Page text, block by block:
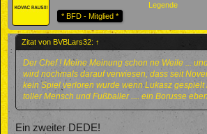
Legende
* BFD - Mitglied *
Zitat von BVBLars32: ↑
Der Chef ! Meine Meinung schon ne Weile ...
wird nochmals darauf verwiesen, dass seit
kein Spiel verloren wurde wenn Lukasz gespielt
toller Mensch und Fußballer .... ein Borusse
Ein zweiter DEDE!